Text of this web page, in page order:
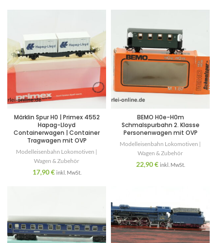
Märklin Spur H0 | Primex 4552
Hapag-Lloyd
Containerwagen | Container
Tragwagen mit OVP
Modelleisenbahn Lokomotiven |
Wagen & Zubehör
17,90€ inkl. MwSt.
BEMO H0e-H0m
Schmalspurbahn 2. Klasse
Personenwagen mit OVP
Modelleisenbahn Lokomotiven |
Wagen & Zubehör
22,90€ inkl. MwSt.